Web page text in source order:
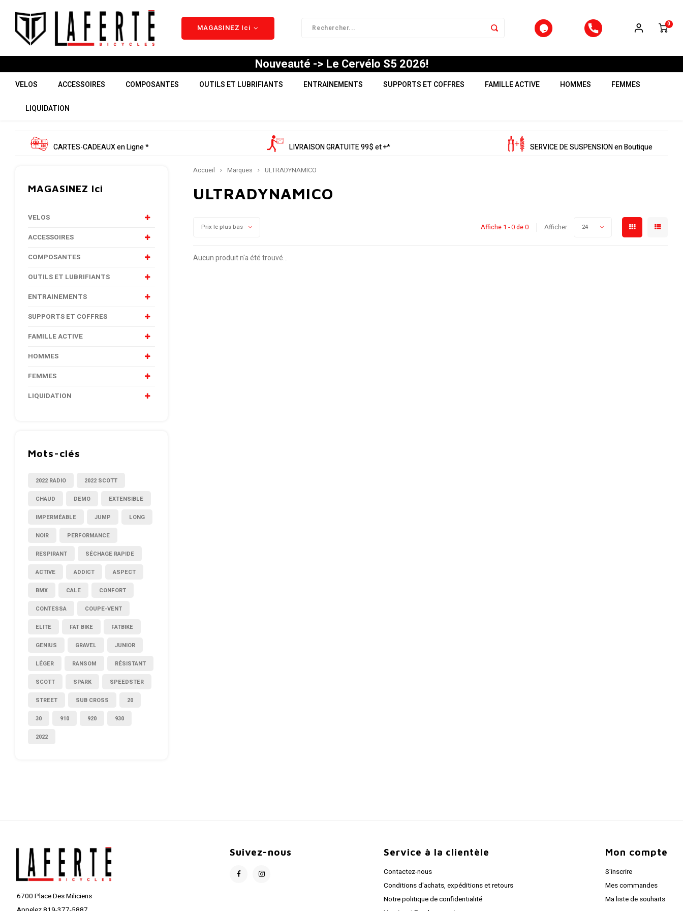
MAGASINEZ Ici 0
Nouveauté -> Le Cervélo S5 2026!
VELOS ACCESSOIRES COMPOSANTES OUTILS ET LUBRIFIANTS ENTRAINEMENTS SUPPORTS ET COFFRES FAMILLE ACTIVE HOMMES FEMMES
LIQUIDATION
CARTES-CADEAUX en Ligne * LIVRAISON GRATUITE 99$ et +* SERVICE DE SUSPENSION en Boutique
MAGASINEZ Ici
VELOS
ACCESSOIRES
COMPOSANTES
OUTILS ET LUBRIFIANTS
ENTRAINEMENTS
SUPPORTS ET COFFRES
FAMILLE ACTIVE
HOMMES
FEMMES
LIQUIDATION
Mots-clés
2022 RADIO 2022 SCOTT
CHAUD DEMO EXTENSIBLE
IMPERMÉABLE JUMP LONG
NOIR PERFORMANCE
RESPIRANT SÉCHAGE RAPIDE
ACTIVE ADDICT ASPECT
BMX CALE CONFORT
CONTESSA COUPE-VENT
ELITE FAT BIKE FATBIKE
GENIUS GRAVEL JUNIOR
LÉGER RANSOM RÉSISTANT
SCOTT SPARK SPEEDSTER
STREET SUB CROSS 20
30 910 920 930
2022
Accueil Marques ULTRADYNAMICO
ULTRADYNAMICO
Prix le plus bas Affiche 1 - 0 de 0 Afficher: 24
Aucun produit n'a été trouvé...
6700 Place Des Miliciens
Suivez-nous Service à la clientèle
Contactez-nous
Conditions d'achats, expéditions et retours
Notre politique de confidentialité
Mon compte
S'inscrire
Mes commandes
Ma liste de souhaits